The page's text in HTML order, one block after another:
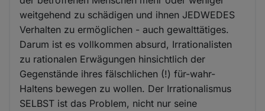
weitgehend zu schädigen und ihnen JEDWEDES
Verhalten zu ermöglichen - auch gewalttätiges.
Darum ist es vollkommen absurd, Irrationalisten
zu rationalen Erwägungen hinsichtlich der
Gegenstände ihres fälschlichen (!) für-wahr-
Haltens bewegen zu wollen. Der Irrationalismus
SELBST ist das Problem, nicht nur seine